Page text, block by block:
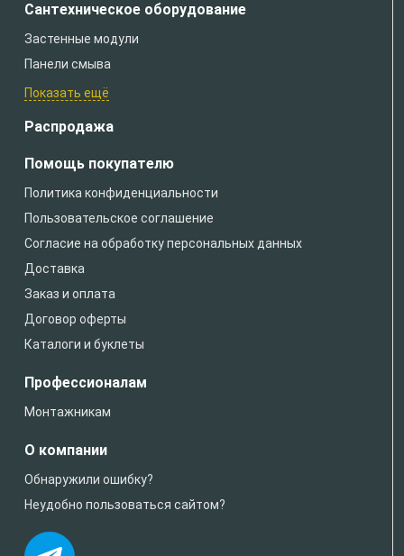
Сантехническое оборудование
Застенные модули
Панели смыва
Показать ещё
Распродажа
Помощь покупателю
Политика конфиденциальности
Пользовательское соглашение
Согласие на обработку персональных данных
Доставка
Заказ и оплата
Договор оферты
Каталоги и буклеты
Профессионалам
Монтажникам
О компании
Обнаружили ошибку?
Неудобно пользоваться сайтом?